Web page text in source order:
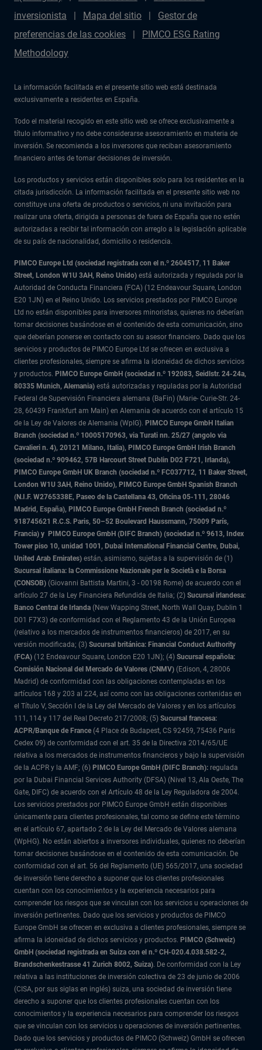
inversionista
Mapa del sitio
Gestor de
preferencias de las cookies
PIMCO ESG Rating
Methodology
La información facilitada en el presente sitio web está destinada
exclusivamente a residentes en España.
Todo el material recogido en este sitio web se ofrece exclusivamente a
título informativo y no debe considerarse asesoramiento en materia de
inversión. Se recomienda a los inversores que reciban asesoramiento
financiero antes de tomar decisiones de inversión.
Los productos y servicios están disponibles solo para los residentes en la
citada jurisdicción. La información facilitada en el presente sitio web no
constituye una oferta de productos o servicios, ni una invitación para
realizar una oferta, dirigida a personas de fuera de España que no estén
autorizadas a recibir tal información con arreglo a la legislación aplicable
de su país de nacionalidad, domicilio o residencia.
PIMCO Europe Ltd (sociedad registrada con el n.º 2604517, 11 Baker
Street, London W1U 3AH, Reino Unido) está autorizada y regulada por la
Autoridad de Conducta Financiera (FCA) (12 Endeavour Square, London
E20 1JN) en el Reino Unido. Los servicios prestados por PIMCO Europe
Ltd no están disponibles para inversores minoristas, quienes no deberían
tomar decisiones basándose en el contenido de esta comunicación, sino
que deberían ponerse en contacto con su asesor financiero. Dado que los
servicios y productos de PIMCO Europe Ltd se ofrecen en exclusiva a
clientes profesionales, siempre se afirma la idoneidad de dichos servicios
y productos. PIMCO Europe GmbH (sociedad n.º 192083, Seidlstr. 24-24a,
80335 Munich, Alemania) está autorizadas y reguladas por la Autoridad
Federal de Supervisión Financiera alemana (BaFin) (Marie- Curie-Str. 24-
28, 60439 Frankfurt am Main) en Alemania de acuerdo con el artículo 15
de la Ley de Valores de Alemania (WpIG). PIMCO Europe GmbH Italian
Branch (sociedad n.º 10005170963, via Turati nn. 25/27 (angolo via
Cavalieri n. 4), 20121 Milano, Italia), PIMCO Europe GmbH Irish Branch
(sociedad n.º 909462, 57B Harcourt Street Dublin D02 F721, Irlanda),
PIMCO Europe GmbH UK Branch (sociedad n.º FC037712, 11 Baker Street,
London W1U 3AH, Reino Unido), PIMCO Europe GmbH Spanish Branch
(N.I.F. W2765338E, Paseo de la Castellana 43, Oficina 05-111, 28046
Madrid, España), PIMCO Europe GmbH French Branch (sociedad n.º
918745621 R.C.S. Paris, 50–52 Boulevard Haussmann, 75009 París,
Francia) y PIMCO Europe GmbH (DIFC Branch) (sociedad n.º 9613, Index
Tower piso 10, unidad 1001, Dubai International Financial Centre, Dubai,
United Arab Emirates) están, asimismo, sujetas a la supervisión de (1)
Sucursal italiana: la Commissione Nazionale per le Società e la Borsa
(CONSOB) (Giovanni Battista Martini, 3 - 00198 Rome) de acuerdo con el
artículo 27 de la Ley Financiera Refundida de Italia; (2) Sucursal irlandesa:
Banco Central de Irlanda (New Wapping Street, North Wall Quay, Dublin 1
D01 F7X3) de conformidad con el Reglamento 43 de la Unión Europea
(relativo a los mercados de instrumentos financieros) de 2017, en su
versión modificada; (3) Sucursal británica: Financial Conduct Authority
(FCA) (12 Endeavour Square, London E20 1JN); (4) Sucursal española:
Comisión Nacional del Mercado de Valores (CNMV) (Edison, 4, 28006
Madrid) de conformidad con las obligaciones contempladas en los
artículos 168 y 203 al 224, así como con las obligaciones contenidas en
el Título V, Sección I de la Ley del Mercado de Valores y en los artículos
111, 114 y 117 del Real Decreto 217/2008; (5) Sucursal francesa:
ACPR/Banque de France (4 Place de Budapest, CS 92459, 75436 Paris
Cedex 09) de conformidad con el art. 35 de la Directiva 2014/65/UE
relativa a los mercados de instrumentos financieros y bajo la supervisión
de la ACPR y la AMF; (6) PIMCO Europe GmbH (DIFC Branch): regulada
por la Dubai Financial Services Authority (DFSA) (Nivel 13, Ala Oeste, The
Gate, DIFC) de acuerdo con el Artículo 48 de la Ley Reguladora de 2004.
Los servicios prestados por PIMCO Europe GmbH están disponibles
únicamente para clientes profesionales, tal como se define este término
en el artículo 67, apartado 2 de la Ley del Mercado de Valores alemana
(WpHG). No están abiertos a inversores individuales, quienes no deberían
tomar decisiones basándose en el contenido de esta comunicación. De
conformidad con el art. 56 del Reglamento (UE) 565/2017, una sociedad
de inversión tiene derecho a suponer que los clientes profesionales
cuentan con los conocimientos y la experiencia necesarios para
comprender los riesgos que se vinculan con los servicios u operaciones de
inversión pertinentes. Dado que los servicios y productos de PIMCO
Europe GmbH se ofrecen en exclusiva a clientes profesionales, siempre se
afirma la idoneidad de dichos servicios y productos. PIMCO (Schweiz)
GmbH (sociedad registrada en Suiza con el n.º CH-020.4.038.582-2,
Brandschenkestrasse 41 Zurich 8002, Suiza). De conformidad con la Ley
relativa a las instituciones de inversión colectiva de 23 de junio de 2006
(CISA, por sus siglas en inglés) suiza, una sociedad de inversión tiene
derecho a suponer que los clientes profesionales cuentan con los
conocimientos y la experiencia necesarios para comprender los riesgos
que se vinculan con los servicios u operaciones de inversión pertinentes.
Dado que los servicios y productos de PIMCO (Schweiz) GmbH se ofrecen